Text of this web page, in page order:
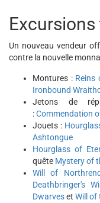
Un nouveau vendeur
contre la nouvelle
Montures : Reins
Ironbound
Jetons de
:Commendation
Jouets :
Ashtongue
Hourglass of
quête Mystery of
Will of Northrend
Deathbringer's Will
Dwarveset Will of